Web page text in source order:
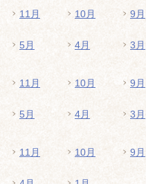
11月 10月 9月
5月 4月 3月
11月 10月 9月
5月 4月 3月
11月 10月 9月